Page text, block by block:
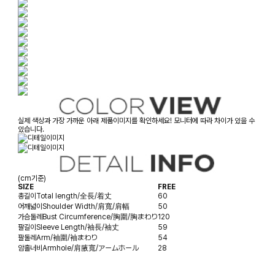
실제 색상과 가장 가까운 아래 제품이미지를 확인하세요! 모니터에 따라 차이가 있을 수
있습니다.
(cm기준)
SIZE
FREE
총길이Total length/全長/着丈
60
어깨넓이Shoulder Width/肩寬/肩幅
50
가슴둘레Bust Circumference/胸圍/胸まわり120
팔길이Sleeve Length/袖長/袖丈
59
팔둘레Arm/袖圍/袖まわり
54
암홀너비Armhole/肩腋寬/アームホール
28